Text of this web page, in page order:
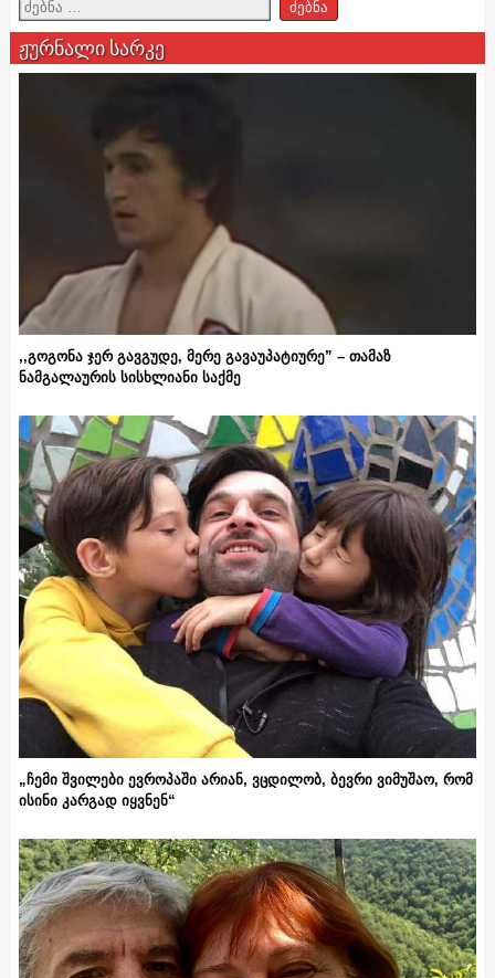
ჟურნალი სარკე
,,გოგონა ჯერ გავგუდე, მერე გავაუპატიურე” – თამაზ
ნამგალაურის სისხლიანი საქმე
„ჩემი შვილები ევროპაში არიან, ვცდილობ, ბევრი ვიმუშაო, რომ
ისინი კარგად იყვნენ“